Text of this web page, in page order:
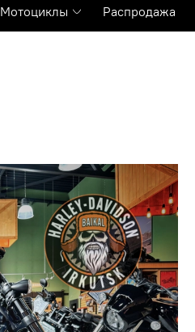
Мотоциклы Распродажа